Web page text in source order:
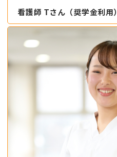
看護師 Tさん（奨学金利用）